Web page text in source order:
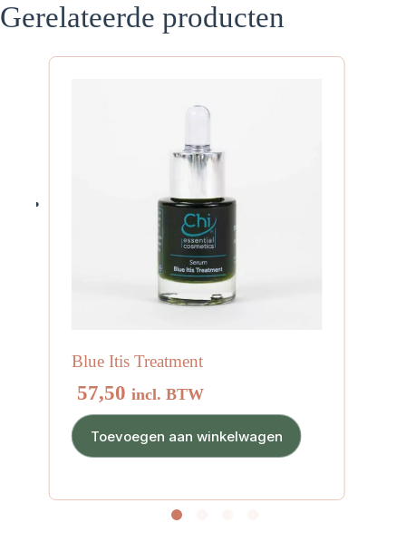
Gerelateerde producten
Blue Itis Treatment
57,50 incl. BTW
Toevoegen aan winkelwagen